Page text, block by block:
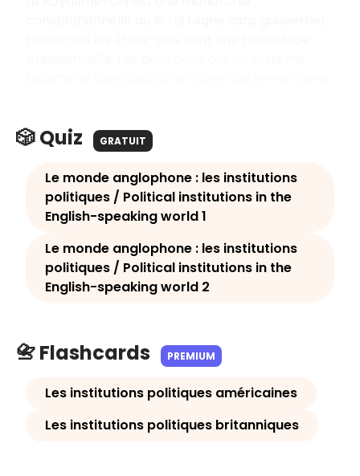
🎲 Quiz GRATUIT
Le monde anglophone : les institutions
politiques / Political institutions in the
English-speaking world 1
Le monde anglophone : les institutions
politiques / Political institutions in the
English-speaking world 2
📇 Flashcards PREMIUM
Les institutions politiques américaines
Les institutions politiques britanniques